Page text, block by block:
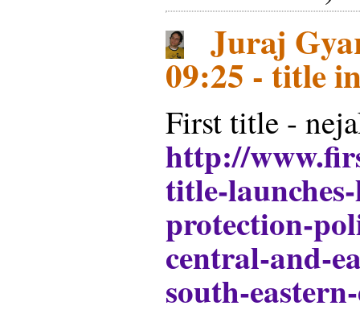
Juraj
09:25 - title
First title -
http://
title-
protection-
central-and-
south-